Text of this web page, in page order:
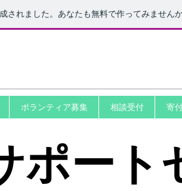
されました。あなたも無料で作ってみません
ボランティア募集 相談受付 寄
ポート